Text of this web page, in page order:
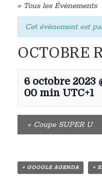
« Tous les Évènements
Cet évènement est
OCTOBRE
6 octobre 2023
00 min UTC+1
«Coupe SUPER U
+ GOOGLE AGENDA +